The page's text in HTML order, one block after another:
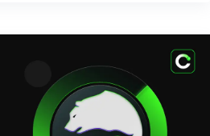
kullanılırken aynı